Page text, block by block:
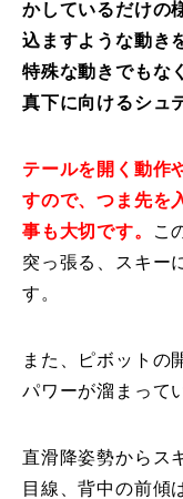
かしているだけの
込ますような動き
特殊な動きでもな
真下に向けるシュ
テールを開く動作
すので、つま先を
事も大切です。
こ
突っ張る、スキー
す。
また、ピボットの
パワーが溜まって
直滑降姿勢からス
目線、背中の前傾